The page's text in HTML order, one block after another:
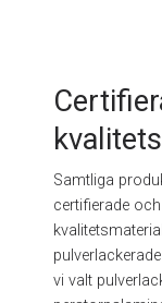
Samtliga
certifierade
vi valt